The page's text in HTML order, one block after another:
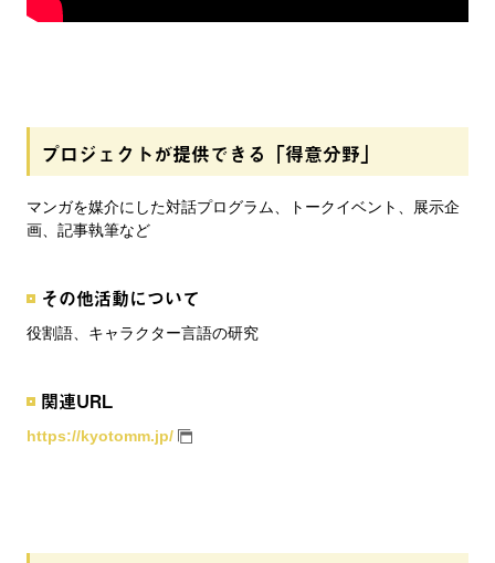
プロジェクトが提供できる「得意分野」
マンガを媒介にした対話プログラム、トークイベント、展示企
画、記事執筆など
その他活動について
役割語、キャラクター言語の研究
関連URL
https://kyotomm.jp/